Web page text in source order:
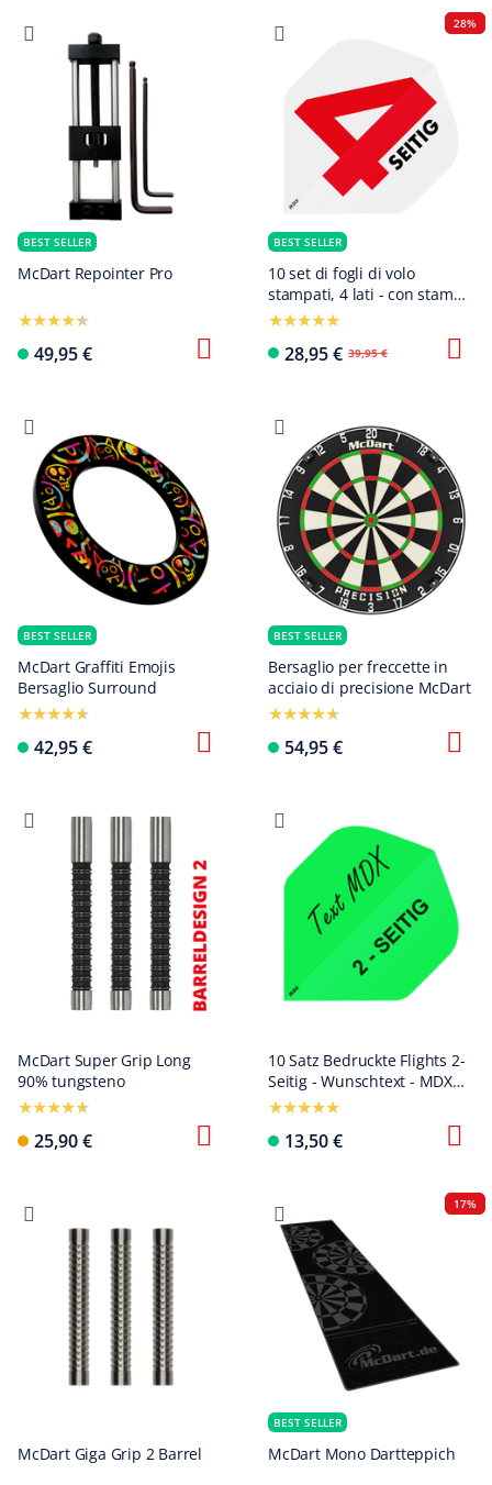
BEST SELLER
McDart Repointer Pro
49,95 €
28%
BEST SELLER
10 set di fogli di volo
stampati, 4 lati - con stampa
del logo o dell'immagine
28,95 € 39,95 €
BEST SELLER
McDart Graffiti Emojis
Bersaglio Surround
42,95 €
BEST SELLER
Bersaglio per freccette in
acciaio di precisione McDart
54,95 €
McDart Super Grip Long
90% tungsteno
25,90 €
10 Satz Bedruckte Flights 2-
Seitig - Wunschtext - MDX
Standard
13,50 €
McDart Giga Grip 2 Barrel
17%
BEST SELLER
McDart Mono Dartteppich